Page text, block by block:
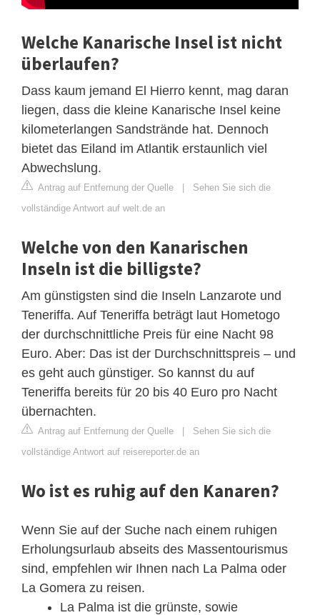
Welche Kanarische Insel ist nicht
überlaufen?
Dass kaum jemand El Hierro kennt, mag daran
liegen, dass die kleine Kanarische Insel keine
kilometerlangen Sandstrände hat. Dennoch
bietet das Eiland im Atlantik erstaunlich viel
Abwechslung.
Antrag auf Entfernung der Quelle | Sehen Sie sich die
vollständige Antwort auf welt.de an
Welche von den Kanarischen
Inseln ist die billigste?
Am günstigsten sind die Inseln Lanzarote und
Teneriffa. Auf Teneriffa beträgt laut Hometogo
der durchschnittliche Preis für eine Nacht 98
Euro. Aber: Das ist der Durchschnittspreis – und
es geht auch günstiger. So kannst du auf
Teneriffa bereits für 20 bis 40 Euro pro Nacht
übernachten.
Antrag auf Entfernung der Quelle | Sehen Sie sich die
vollständige Antwort auf reisereporter.de an
Wo ist es ruhig auf den Kanaren?
Wenn Sie auf der Suche nach einem ruhigen
Erholungsurlaub abseits des Massentourismus
sind, empfehlen wir Ihnen nach La Palma oder
La Gomera zu reisen.
La Palma ist die grünste, sowie